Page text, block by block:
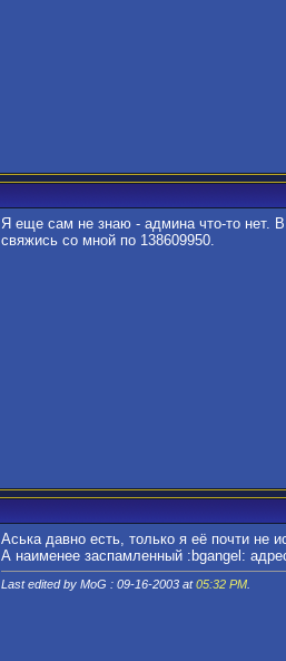
Я еще сам не знаю - админа что-то нет.
свяжись со мной по 138609950.
Аська давно есть, только я её почти не
А наименее заспамленный :bgangel:
Last edited by MoG : 09-16-2003 at05:32 PM